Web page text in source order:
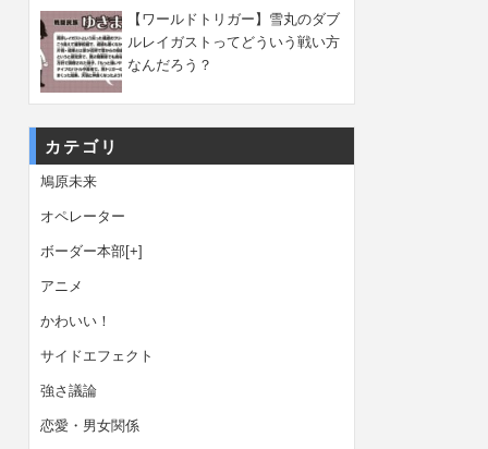
【ワールドトリガー】雪丸のダブ
ルレイガストってどういう戦い方
なんだろう？
カテゴリ
鳩原未来
オペレーター
ボーダー本部[+]
アニメ
かわいい！
サイドエフェクト
強さ議論
恋愛・男女関係